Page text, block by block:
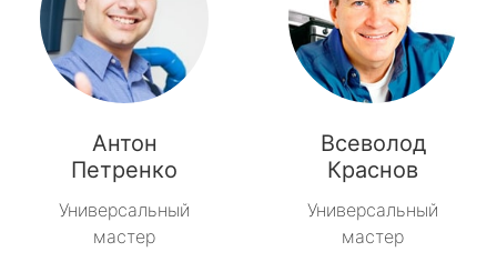
Антон
Петренко
Универсальный
мастер
Всеволод
Краснов
Универсальный
мастер